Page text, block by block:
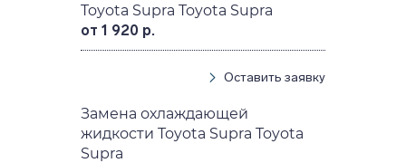
Toyota Supra Toyota Supra
от 1 920 р.
Оставить заявку
Замена охлаждающей
жидкости Toyota Supra Toyota
Supra